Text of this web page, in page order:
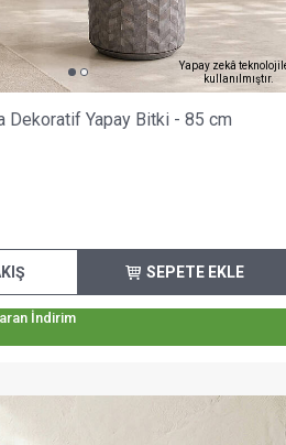
Yapay zekâ
kullanılmıştır.
Dekoratif Yapay Bitki - 85 cm
SEPETE EKLE
İndirim